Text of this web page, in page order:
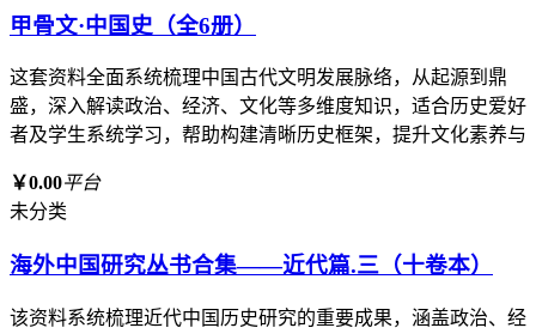
甲骨文·中国史（全6册）
这套资料全面系统梳理中国古代文明发展脉络，从起源到鼎
盛，深入解读政治、经济、文化等多维度知识，适合历史爱好
者及学生系统学习，帮助构建清晰历史框架，提升文化素养与
￥0.00平台
未分类
海外中国研究丛书合集——近代篇.三（十卷本）
该资料系统梳理近代中国历史研究的重要成果，涵盖政治、经